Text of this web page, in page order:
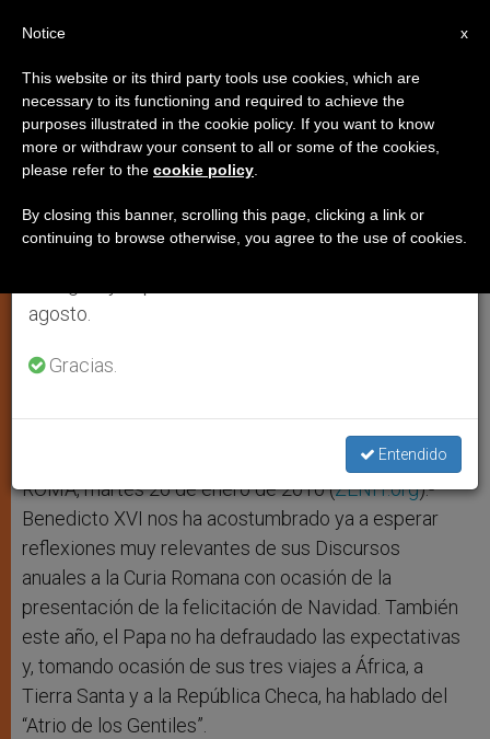
El “Atrio de los Gentiles” y la
Doctrina Social de la Iglesia
ENERO 26, 2010 00:00
h
s
e
e
r
b t e
ROMA, martes 26 de enero de 2010 (ZENIT.org).-
Benedicto XVI nos ha acostumbrado ya a esperar
reflexiones muy relevantes de sus Discursos
anuales a la Curia Romana con ocasión de la
presentación de la felicitación de Navidad. También
este año, el Papa no ha defraudado las expectativas
y, tomando ocasión de sus tres viajes a África, a
Tierra Santa y a la República Checa, ha hablado del
“Atrio de los Gentiles”.
×
Aviso importante
Del 27 de julio al 7 de agosto haremos la pausa
anual, aprovechando que en el periodo de verano
se generan menos informaciones y también el
agosto.
Gracias.
Entendido
x
Notice
This website or its third party tools use cookies, which are
necessary to its functioning and required to achieve the
purposes illustrated in the cookie policy. If you want to know
more or withdraw your consent to all or some of the cookies,
please refer to the cookie policy
By closing this banner, scrolling this page, clicking a link or
continuing to browse otherwise, you agree to the use of cookies.